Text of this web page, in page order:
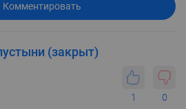
Комментировать
(закрыт)
1 0